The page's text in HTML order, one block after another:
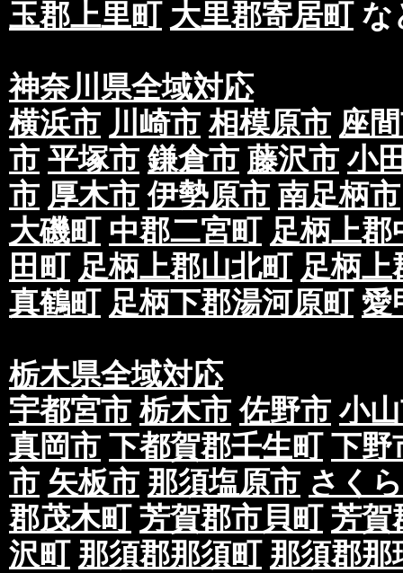
玉郡上里町 大里郡寄居町な
神奈川県全域対応
横浜市 川崎市 相模原市 座
市 平塚市 鎌倉市 藤沢市 小
市 厚木市 伊勢原市 南足柄市
大磯町 中郡二宮町 足柄上郡
田町 足柄上郡山北町 足柄上
真鶴町 足柄下郡湯河原町 愛
栃木県全域対応
宇都宮市 栃木市 佐野市 小
真岡市 下都賀郡壬生町 下野
市 矢板市 那須塩原市 さく
郡茂木町 芳賀郡市貝町 芳賀
沢町 那須郡那須町 那須郡那